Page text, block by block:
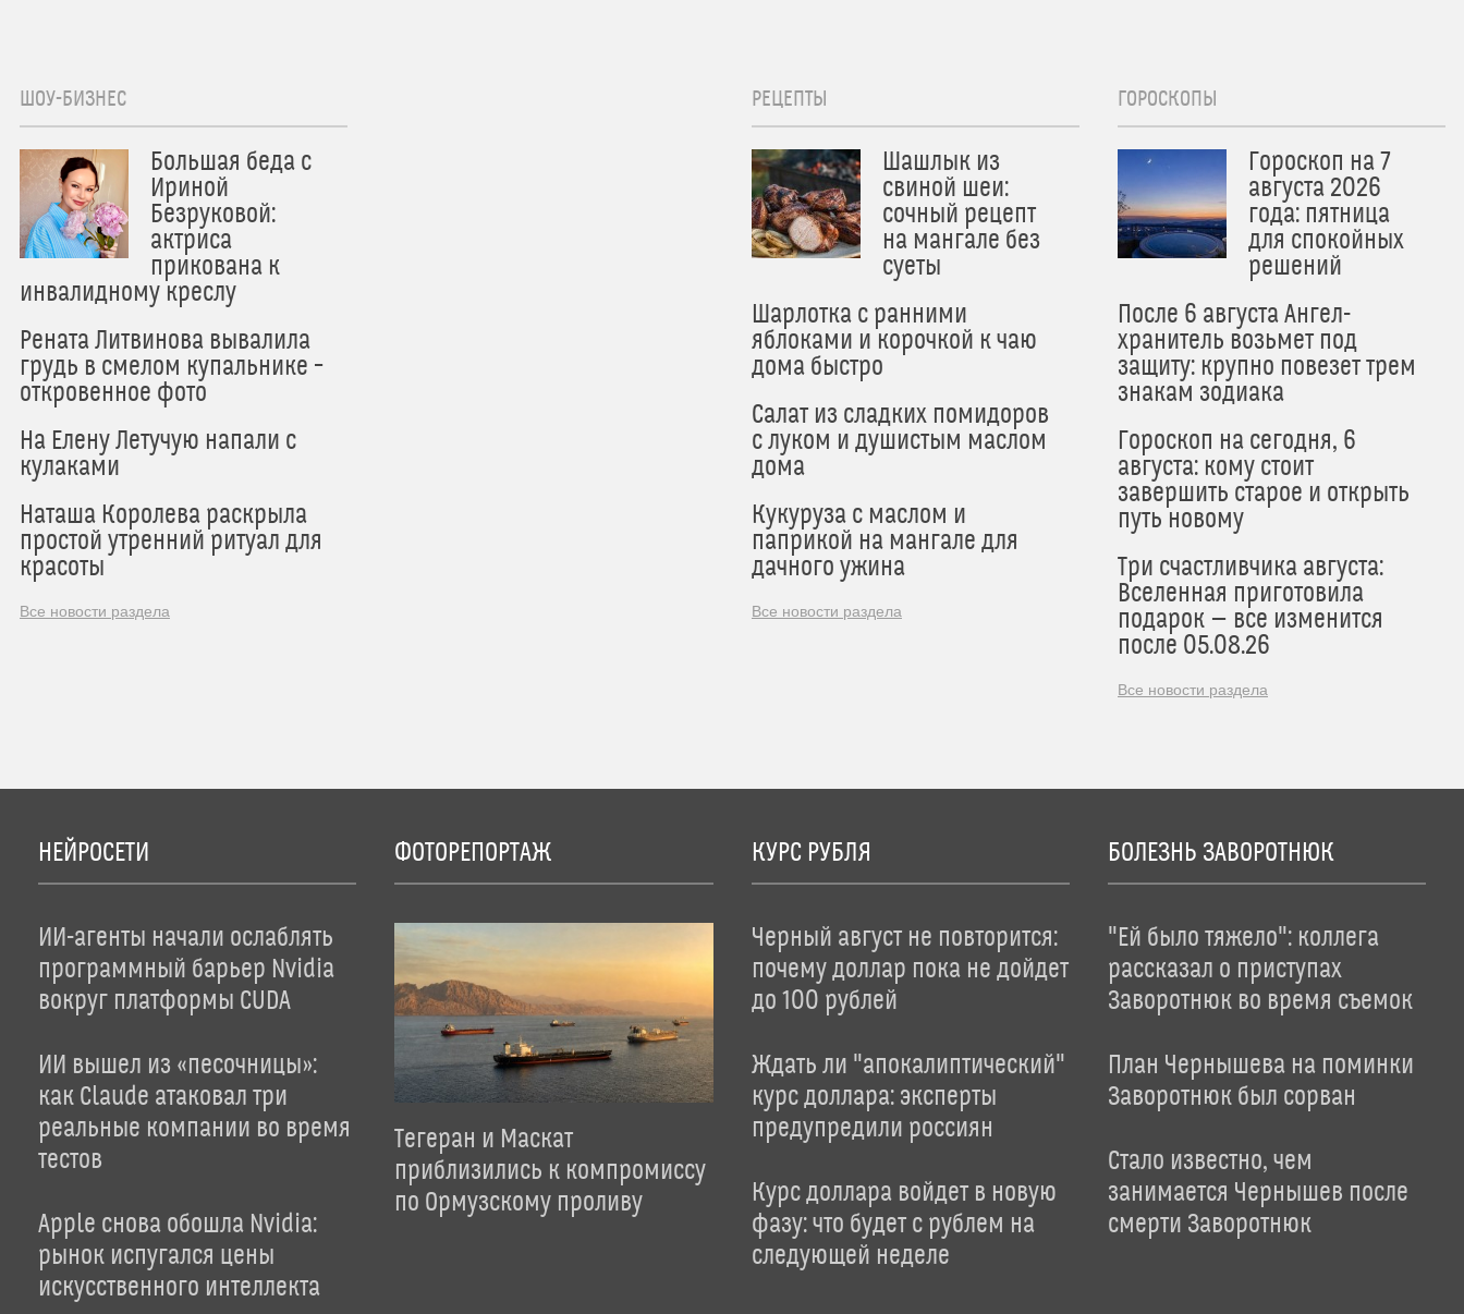
ШОУ-БИЗНЕС
Большая беда с
Ириной
Безруковой:
актриса
прикована к
инвалидному креслу
Рената Литвинова вывалила
грудь в смелом купальнике –
откровенное фото
На Елену Летучую напали с
кулаками
Наташа Королева раскрыла
простой утренний ритуал для
красоты
Все новости раздела
РЕЦЕПТЫ
Шашлык из
свиной шеи:
сочный рецепт
на мангале без
суеты
Шарлотка с ранними
яблоками и корочкой к чаю
дома быстро
Салат из сладких помидоров
с луком и душистым маслом
дома
Кукуруза с маслом и
паприкой на мангале для
дачного ужина
Все новости раздела
ГОРОСКОПЫ
Гороскоп на 7
августа 2026
года: пятница
для спокойных
решений
После 6 августа Ангел-
хранитель возьмет под
защиту: крупно повезет трем
знакам зодиака
Гороскоп на сегодня, 6
августа: кому стоит
завершить старое и открыть
путь новому
Три счастливчика августа:
Вселенная приготовила
подарок — все изменится
после 05.08.26
Все новости раздела
НЕЙРОСЕТИ
ИИ-агенты начали ослаблять
программный барьер Nvidia
вокруг платформы CUDA
ИИ вышел из «песочницы»:
как Claude атаковал три
реальные компании во время
тестов
Apple снова обошла Nvidia:
рынок испугался цены
искусственного интеллекта
ФОТОРЕПОРТАЖ
Тегеран и Маскат
приблизились к компромиссу
по Ормузскому проливу
КУРС РУБЛЯ
Черный август не повторится:
почему доллар пока не дойдет
до 100 рублей
Ждать ли "апокалиптический"
курс доллара: эксперты
предупредили россиян
Курс доллара войдет в новую
фазу: что будет с рублем на
следующей неделе
БОЛЕЗНЬ ЗАВОРОТНЮК
"Ей было тяжело": коллега
рассказал о приступах
Заворотнюк во время съемок
План Чернышева на поминки
Заворотнюк был сорван
Стало известно, чем
занимается Чернышев после
смерти Заворотнюк